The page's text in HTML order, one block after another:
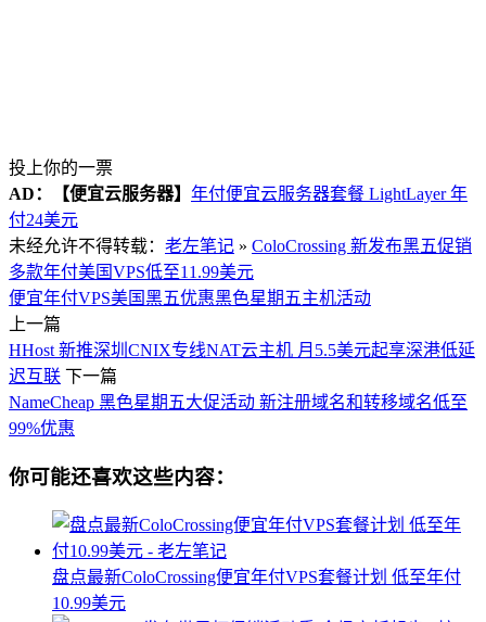
投上你的一票
AD：
【便宜云服务器】 年付便宜云服务器套餐 LightLayer 年
付24美元
未经允许不得转载： 老左笔记 » ColoCrossing 新发布黑五促销
多款年付美国VPS低至11.99美元
便宜年付VPS美国黑五优惠黑色星期五主机活动
上一篇
HHost 新推深圳CNIX专线NAT云主机 月5.5美元起享深港低延
迟互联 下一篇
NameCheap 黑色星期五大促活动 新注册域名和转移域名低至
99%优惠
你可能还喜欢这些内容：
盘点最新ColoCrossing便宜年付VPS套餐计划 低至年付
10.99美元